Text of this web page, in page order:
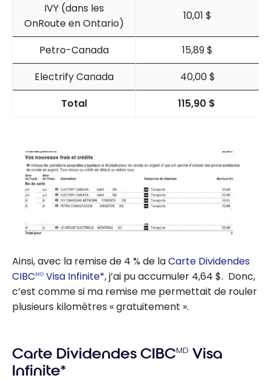
IVY (dans les
OnRoute en Ontario)
10,01 $
Petro-Canada
15,89 $
Electrify Canada
40,00 $
Total
115,90 $
Ainsi, avec la remise de 4 % de laCarte Dividendes
CIBCMD Visa Infinite*, j’ai pu accumuler 4,64 $. Donc,
c’est comme si ma remise me permettait de rouler
plusieurs kilomètres « gratuitement ».
Carte Dividendes CIBCMD Visa
Infinite*